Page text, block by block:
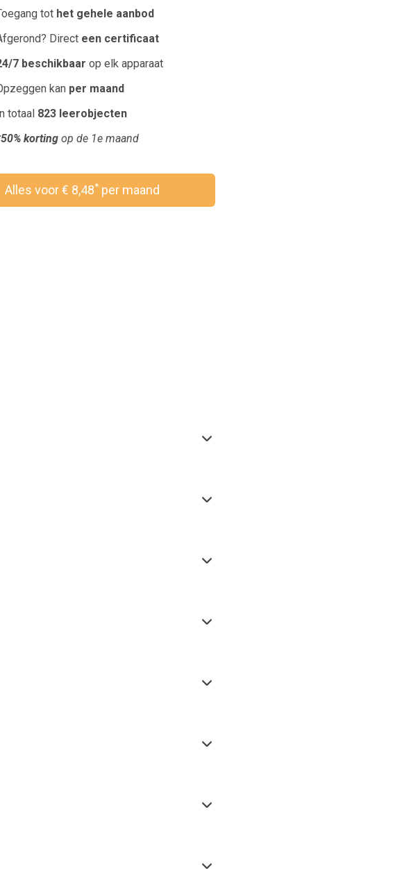
tot het gehele aanbod
Direct een certificaat
7 beschikbaar op elk apparaat
kan per maand
totaal 823 leerobjecten
korting op de 1e maand
Alles voor € 8,48*per maand